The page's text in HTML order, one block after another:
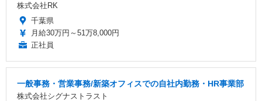
株式会社RK
千葉県
月給30万円～51万8,000円
正社員
一般事務・営業事務/新築オフィスでの自社内勤務・HR事業部
株式会社シグナストラスト